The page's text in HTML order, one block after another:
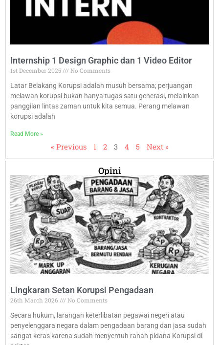
Internship 1 Design Graphic dan 1 Video Editor
1st December 2025
No Comments
Latar Belakang Korupsi adalah musuh bersama; perjuangan
melawan korupsi bukan hanya tugas satu generasi, melainkan
panggilan lintas zaman untuk kita semua. Perang melawan
korupsi adalah
Read More »
« Previous 1 2 3 4 5 Next »
Opini
Lingkaran Setan Korupsi Pengadaan
26th March 2026
No Comments
Secara hukum, larangan keterlibatan pegawai negeri atau
penyelenggara negara dalam pengadaan barang dan jasa sudah
sangat keras karena sudah menyentuh ranah pidana Korupsi di